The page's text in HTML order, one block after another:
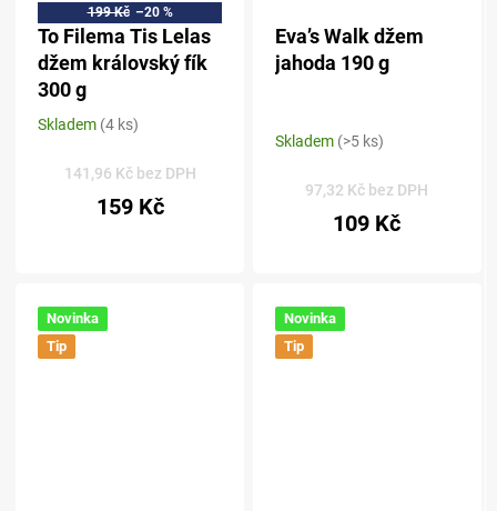
199 Kč –20 %
To Filema Tis Lelas
džem královský fík
300 g
Průměrné
produktu
Skladem (4 ks)
141,96 Kč bez DPH
159 Kč
Eva’s Walk džem
jahoda 190 g
Skladem (>5 ks)
97,32 Kč bez DPH
109 Kč
Novinka
Tip
Novinka
Tip